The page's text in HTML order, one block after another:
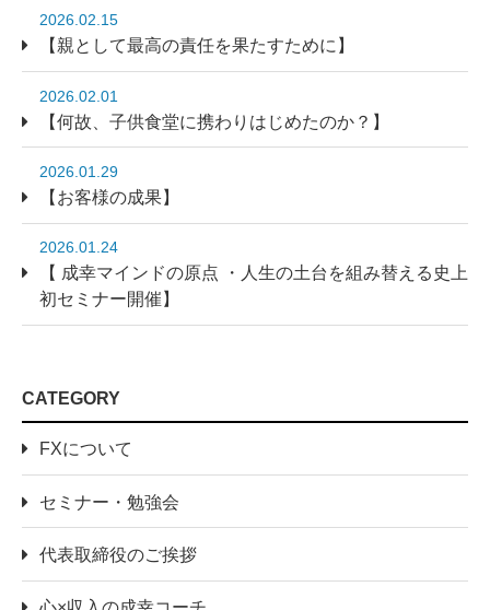
2026.02.15
【親として最高の責任を果たすために】
2026.02.01
【何故、子供食堂に携わりはじめたのか？】
2026.01.29
【お客様の成果】
2026.01.24
【 成幸マインドの原点 ・人生の土台を組み替える史上
初セミナー開催】
CATEGORY
FXについて
セミナー・勉強会
代表取締役のご挨拶